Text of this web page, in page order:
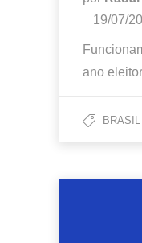
19/07/
ano
BRASIL